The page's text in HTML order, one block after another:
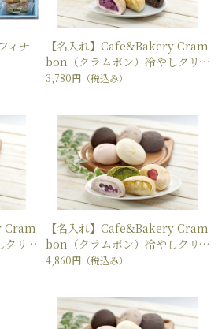
ィナ
【名入れ】Cafe&Bakery Cram
bon（クラムボン）冷やしクリ
ームパン7個セット
3,780円 （税込み）
Cram
リ
【名入れ】Cafe&Bakery Cram
bon（クラムボン）冷やしクリ
ームパン10個セット
4,860円 （税込み）